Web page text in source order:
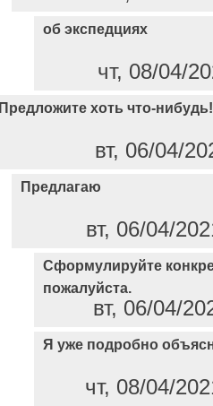
об экспедциях
чт, 08/04/
Предложите хоть что-нибудь!
вт, 06/04/
Предлагаю
вт, 06/04/
Сформулируйте
пожалуйста.
вт, 06/04/
Я уже подробно
чт, 08/04/